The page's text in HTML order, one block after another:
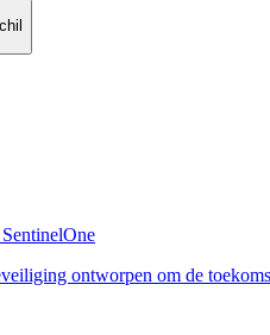
ontworpen om de